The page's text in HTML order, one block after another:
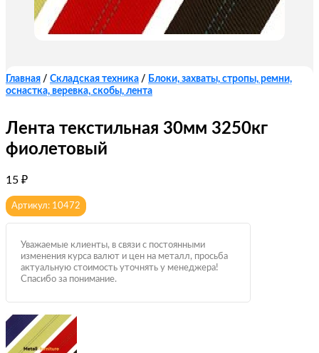
Главная / Складская техника / Блоки, захваты, стропы, ремни,
оснастка, веревка, скобы, лента
Лента текстильная 30мм 3250кг
фиолетовый
15 ₽
Артикул: 10472
Уважаемые клиенты, в связи с постоянными
изменения курса валют и цен на металл, просьба
актуальную стоимость уточнять у менеджера!
Спасибо за понимание.